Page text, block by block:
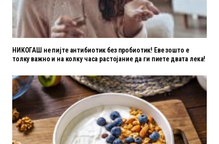
НИКОГАШ не пијте антибиотик без пробиотик! Еве зошто е
толку важно и на колку часа растојание да ги пиете двата лека!